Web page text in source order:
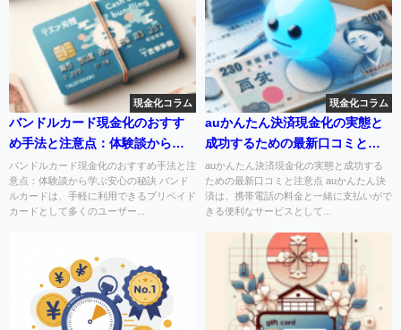
現金化コラム
バンドルカード現金化のおすす
め手法と注意点：体験談から学
ぶ安心の秘訣
バンドルカード現金化のおすすめ手法と注
意点：体験談から学ぶ安心の秘訣 バンド
ルカードは、手軽に利用できるプリペイド
カードとして多くのユーザー...
現金化コラム
auかんたん決済現金化の実態と
成功するための最新口コミと注
意点
auかんたん決済現金化の実態と成功する
ための最新口コミと注意点 auかんたん決
済は、携帯電話の料金と一緒に支払いがで
きる便利なサービスとして...